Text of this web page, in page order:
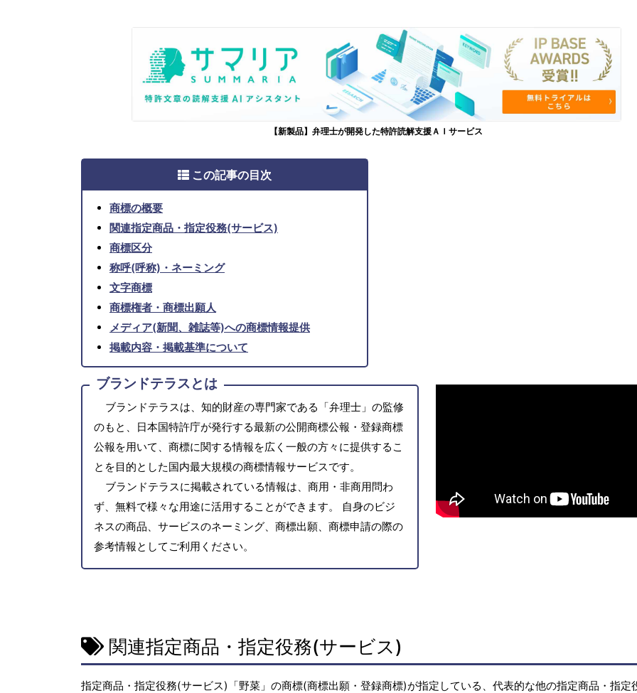
【新製品】弁理士が開発した特許読解支援ＡＩサービス
この記事の目次
商標の概要
関連指定商品・指定役務(サービス)
商標区分
称呼(呼称)・ネーミング
文字商標
商標権者・商標出願人
メディア(新聞、雑誌等)への商標情報提供
掲載内容・掲載基準について
ブランドテラスとは
ブランドテラスは、知的財産の専門家である「弁理士」の監修
のもと、日本国特許庁が発行する最新の公開商標公報・登録商標
公報を用いて、商標に関する情報を広く一般の方々に提供するこ
とを目的とした国内最大規模の商標情報サービスです。
ブランドテラスに掲載されている情報は、商用・非商用問わ
ず、無料で様々な用途に活用することができます。 自身のビジ
ネスの商品、サービスのネーミング、商標出願、商標申請の際の
参考情報としてご利用ください。
関連指定商品・指定役務(サービス)
指定商品・指定役務(サービス)「野菜」の商標(商標出願・登録商標)が指定している、代表的な他の指定商品・指定